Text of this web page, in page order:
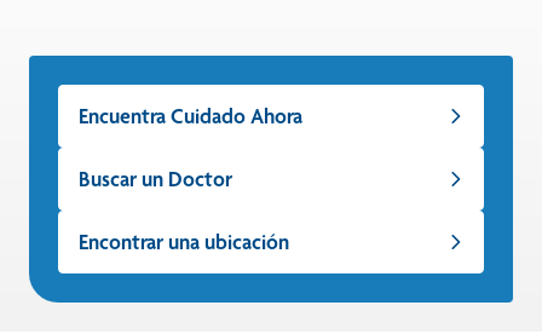
Encuentra Cuidado Ahora
Buscar un Doctor
Encontrar una ubicación